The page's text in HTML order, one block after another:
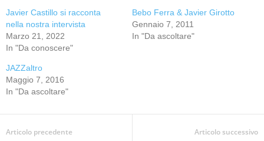
Javier Castillo si racconta
nella nostra intervista
Marzo 21, 2022
In "Da conoscere"
Bebo Ferra & Javier Girotto
Gennaio 7, 2011
In "Da ascoltare"
JAZZaltro
Maggio 7, 2016
In "Da ascoltare"
Articolo precedente Articolo successivo